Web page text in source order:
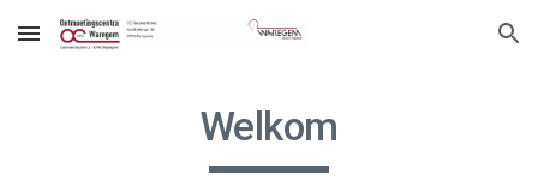
Skip to main content Skip to navigation
Welkom